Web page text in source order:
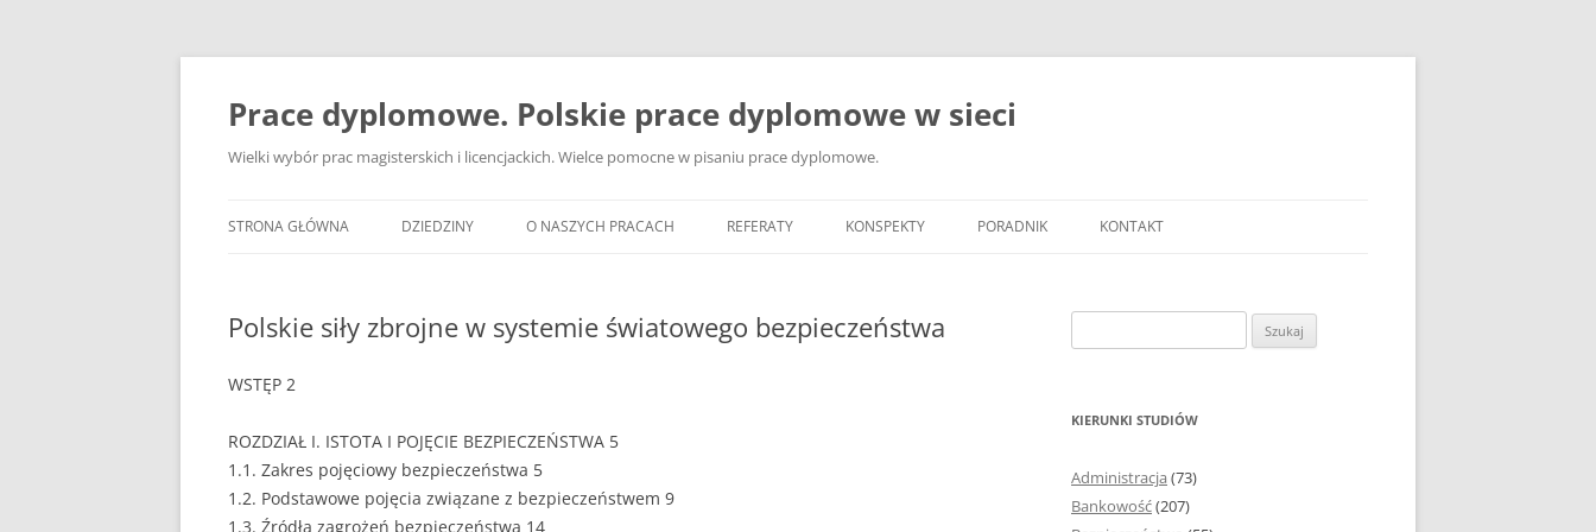
Przejdź
Prace dyplomowe. Polskie prace dyplomowe w sieci
Wielki wybór prac magisterskich i licencjackich. Wielce pomocne w pisaniu prace dyplomowe.
STRONA GŁÓWNA DZIEDZINY
BANKOWOŚĆ
EKOLOGIA
EKONOMIA
O NASZYCH PRACACH REFERATY KONSPEKTY PORADNIK
JAK ZBIERAĆ I OPRACOWYWAĆ
BIBLIOGRAFICZNYCH
KONTAKT
Polskie siły zbrojne w systemie światowego bezpieczeństwa
WSTĘP 2
ROZDZIAŁ I. ISTOTA I POJĘCIE BEZPIECZEŃSTWA 5
1.1. Zakres pojęciowy bezpieczeństwa 5
1.2. Podstawowe pojęcia związane z bezpieczeństwem 9
1.3. Źródła zagrożeń bezpieczeństwa 14
KIERUNKI STUDIÓW
Administracja (73)
Bankowość(207)